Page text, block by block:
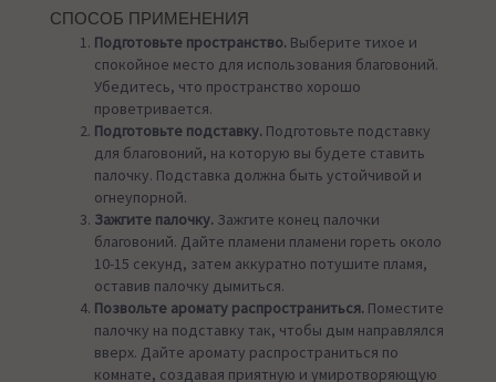
СПОСОБ ПРИМЕНЕНИЯ
Подготовьте пространство. Выберите тихое и
спокойное место для использования благовоний.
Убедитесь, что пространство хорошо
проветривается.
Подготовьте подставку. Подготовьте подставку
для благовоний, на которую вы будете ставить
палочку. Подставка должна быть устойчивой и
огнеупорной.
Зажгите палочку. Зажгите конец палочки
благовоний. Дайте пламени пламени гореть около
10-15 секунд, затем аккуратно потушите пламя,
оставив палочку дымиться.
Позвольте аромату распространиться. Поместите
палочку на подставку так, чтобы дым направлялся
вверх. Дайте аромату распространиться по
комнате, создавая приятную и умиротворяющую